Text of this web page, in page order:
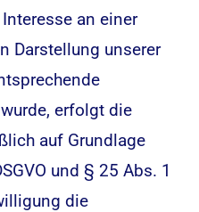
an einer
Darstellung unserer
erfolgt die
auf Grundlage
und § 25 Abs. 1
die